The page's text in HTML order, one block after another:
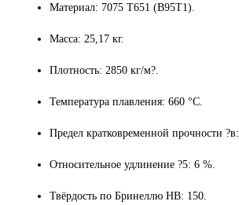
Материал: 7075 Т651 (В95Т1).
Масса: 25,17 кг.
Плотность: 2850 кг/м?.
Температура плавления: 660 °C.
Предел кратковременной прочности
Относительное удлинение ?5: 6 %.
Твёрдость по Бринеллю HB: 150.